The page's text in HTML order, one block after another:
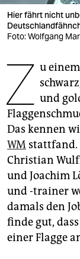
fragen & hilfe
unterstützen
genossenschaft
epaper login
Hier fährt nicht
Foto: Wolfgang
Z u
und
Das kennen
WM stattfand.
Christian
und Joachim
und -trainer
damals den
finde gut,
einer Flagge